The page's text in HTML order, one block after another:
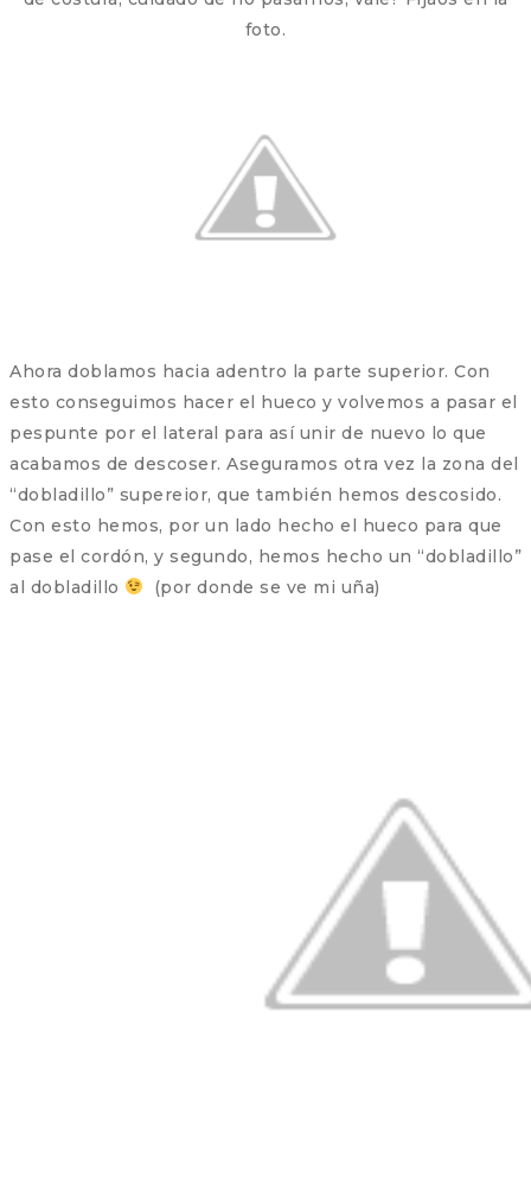
foto.
Ahora doblamos hacia adentro la parte superior. Con
esto conseguimos hacer el hueco y volvemos a pasar el
pespunte por el lateral para así unir de nuevo lo que
acabamos de descoser. Aseguramos otra vez la zona del
“dobladillo” supereior, que también hemos descosido.
Con esto hemos, por un lado hecho el hueco para que
pase el cordón, y segundo, hemos hecho un “dobladillo”
al dobladillo
(por donde se ve mi uña)